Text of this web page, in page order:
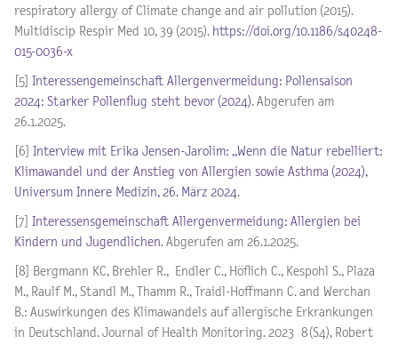
respiratory allergy of Climate change and air pollution (2015).
Multidiscip Respir Med 10, 39 (2015). https://doi.org/10.1186/s40248-
015-0036-x
[5]
Interessengemeinschaft Allergenvermeidung: Pollensaison
2024: Starker Pollenflug steht bevor (2024). Abgerufen am
26.1.2025.
[6]
Interview mit Erika Jensen-Jarolim: „Wenn die Natur rebelliert:
Klimawandel und der Anstieg von Allergien sowie Asthma (2024),
Universum Innere Medizin, 26. März 2024 .
[7]
Interessensgemeinschaft Allergenvermeidung: Allergien bei
Kindern und Jugendlichen. Abgerufen am 26.1.2025.
[8] Bergmann KC, Brehler R., Endler C., Höflich C., Kespohl S., Plaza
M., Raulf M., Standl M., Thamm R., Traidl-Hoffmann C. and Werchan
B.: Auswirkungen des Klimawandels auf allergische Erkrankungen
in Deutschland. Journal of Health Monitoring. 2023 8(S4), Robert